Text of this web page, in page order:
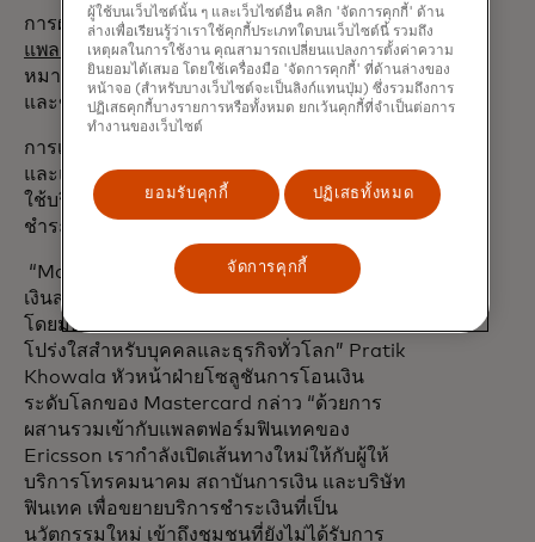
การผสานรวม Mastercard Move เข้ากับ
แพลตฟอร์มฟินเทคของ Ericssonopens in a new tab
มีเป้า
หมายเพื่อเร่งการใช้งานการชำระเงินดิจิทัล
และขยายการมีส่วนร่วมในเศรษฐกิจดิจิทัล
การเปิดตัวทั่วโลกจะเริ่มต้นในตะวันออกกลาง
และแอฟริกา ซึ่งเป็นภูมิภาคที่มีความต้องการ
ใช้บริการเงินมือถือ การโอนเงิน และบริการ
ชำระเงินที่ใช้งานร่วมกันได้สูงเป็นพิเศษ
“Mastercard Move ช่วยให้ผู้ให้บริการชำระ
เงินสามารถกำหนดอนาคตของการโอนเงินได้
โดยมอบการโอนเงินที่รวดเร็ว ปลอดภัย และ
โปร่งใสสำหรับบุคคลและธุรกิจทั่วโลก” Pratik
Khowala หัวหน้าฝ่ายโซลูชันการโอนเงิน
ระดับโลกของ Mastercard กล่าว “ด้วยการ
ผสานรวมเข้ากับแพลตฟอร์มฟินเทคของ
Ericsson เรากำลังเปิดเส้นทางใหม่ให้กับผู้ให้
บริการโทรคมนาคม สถาบันการเงิน และบริษัท
ฟินเทค เพื่อขยายบริการชำระเงินที่เป็น
นวัตกรรมใหม่ เข้าถึงชุมชนที่ยังไม่ได้รับการ
ผู้ใช้บนเว็บไซต์นั้น ๆ และเว็บไซต์อื่น คลิก 'จัดการคุกกี้' ด้าน
ล่างเพื่อเรียนรู้ว่าเราใช้คุกกี้ประเภทใดบนเว็บไซต์นี้ รวมถึง
เหตุผลในการใช้งาน คุณสามารถเปลี่ยนแปลงการตั้งค่าความ
ยินยอมได้เสมอ โดยใช้เครื่องมือ 'จัดการคุกกี้' ที่ด้านล่างของ
หน้าจอ (สำหรับบางเว็บไซต์จะเป็นลิงก์แทนปุ่ม) ซึ่งรวมถึงการ
ปฏิเสธคุกกี้บางรายการหรือทั้งหมด ยกเว้นคุกกี้ที่จำเป็นต่อการ
ทำงานของเว็บไซต์
ยอมรับคุกกี้ ปฏิเสธทั้งหมด
จัดการคุกกี้